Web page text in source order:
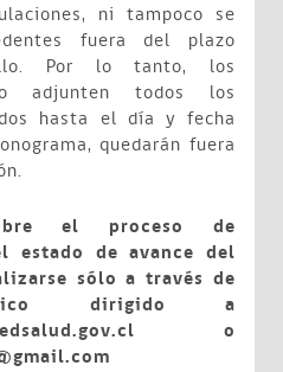
ni tampoco se
fuera del plazo
Por lo tanto, los
adjunten todos los
hasta el día y fecha
quedarán fuera
el proceso de
estado de avance del
sólo a través de
dirigido a
o